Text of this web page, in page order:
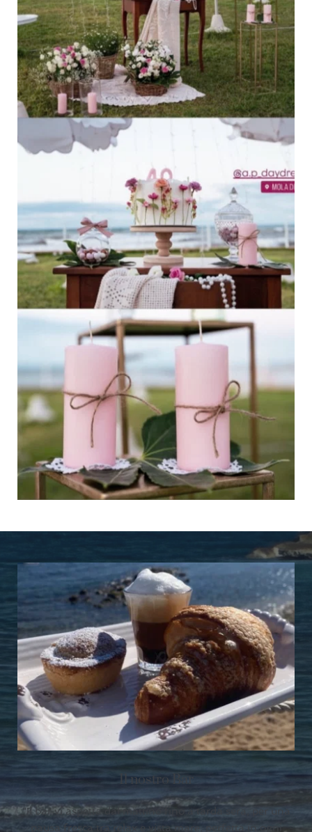
Il nostro Bar
“Il bar vi aspetta dal mattino fino a tarda sera, per una
pausa fresca tra relax e vista mare, perfetta in ogni